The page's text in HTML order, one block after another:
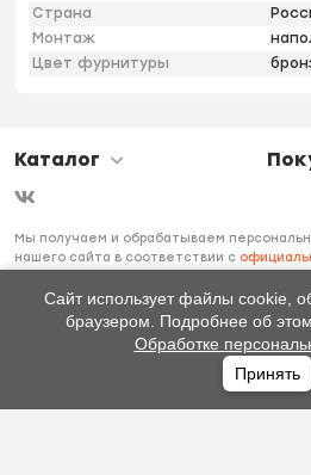
Избранное
Страна
Монтаж
Цвет фурнитуры
Каталог
Мы получаем и обрабатываем
нашего сайта в соответствии с
необходимо покинуть наш сайт.
Сайт использует файлы cookie,
браузером. Подробнее об
Обработке
Принять